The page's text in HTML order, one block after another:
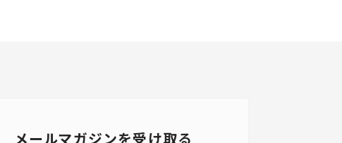
メールマガジンを受け取る